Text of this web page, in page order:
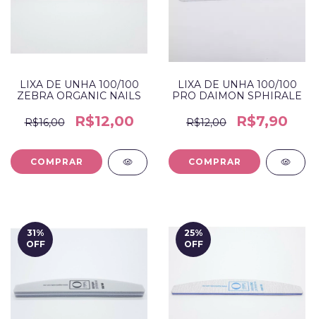
LIXA DE UNHA 100/100
ZEBRA ORGANIC NAILS
R$16,00 R$12,00
LIXA DE UNHA 100/100
PRO DAIMON SPHIRALE
R$12,00 R$7,90
31%
OFF
25%
OFF